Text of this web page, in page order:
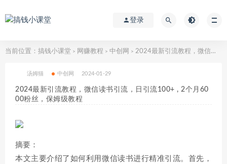
登录
当前位置： 搞钱小课堂 > 网赚教程 > 中创网 > 2024最新引流教程，微信读书引流，日引流100+ , 2个月6000粉丝，保姆级教程
汤姆猫 中创网 2024-01-29
2024最新引流教程，微信读书引流，日引流100+ , 2个月60
00粉丝，保姆级教程
摘要：
本文主要介绍了如何利用微信读书进行精准引流。首先，